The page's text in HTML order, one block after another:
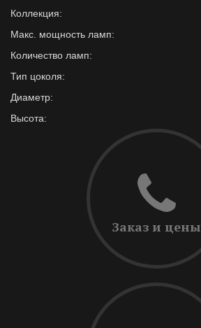
Коллекция:
Макс. мощность ламп:
Количество ламп:
Тип цоколя:
Диаметр:
Высота:
Заказ и цены